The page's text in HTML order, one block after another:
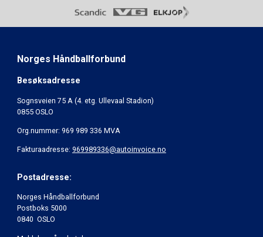
Norges Håndballforbund
Besøksadresse
Sognsveien 75 A (4. etg. Ullevaal Stadion)
0855 OSLO
Org.nummer: 969 989 336 MVA
Fakturaadresse: 969989336@autoinvoice.no
Postadresse:
Norges Håndballforbund
Postboks 5000
0840 OSLO